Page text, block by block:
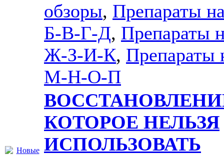
обзоры, Препараты
Б-В-Г-Д, Препараты
Ж-З-И-К, Препараты
М-Н-О-П
КОТОРОЕ НЕЛЬЗЯ
ИСПОЛЬЗОВАТЬ